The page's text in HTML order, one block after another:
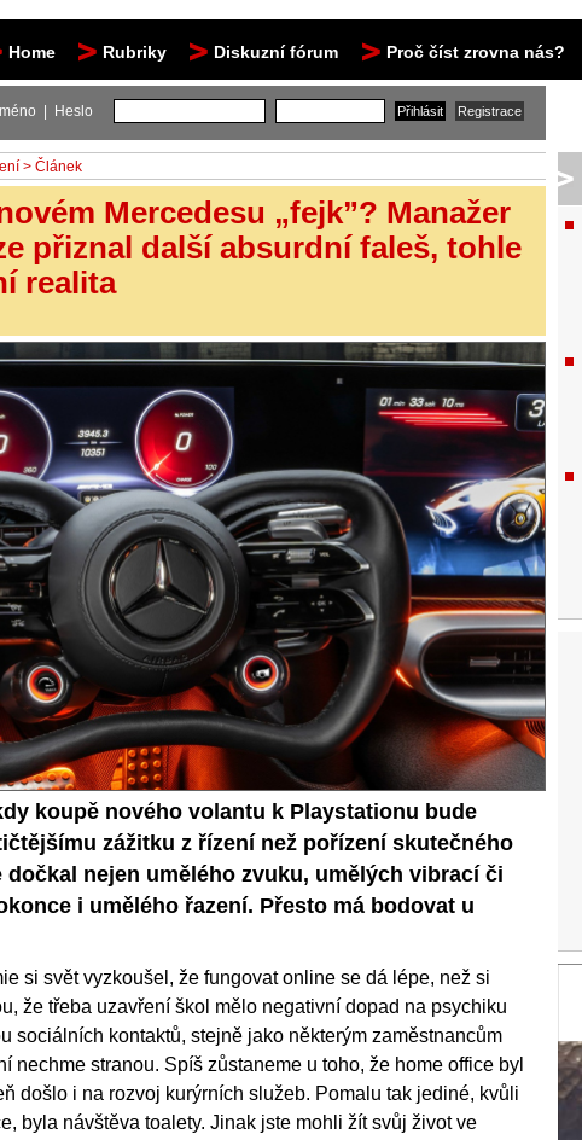
Home Rubriky Diskuzní fórum Proč číst zrovna nás?
| Heslo
> Článek
Mercedesu „fejk”? Manažer
přiznal další absurdní faleš, tohle
realita
koupě nového volantu k Playstationu bude
zážitku z řízení než pořízení skutečného
dočkal nejen umělého zvuku, umělých vibrací či
i umělého řazení. Přesto má bodovat u
si svět vyzkoušel, že fungovat online se dá lépe, než si
že třeba uzavření škol mělo negativní dopad na psychiku
sociálních kontaktů, stejně jako některým zaměstnancům
nechme stranou. Spíš zůstaneme u toho, že home office byl
došlo i na rozvoj kurýrních služeb. Pomalu tak jediné, kvůli
byla návštěva toalety. Jinak jste mohli žít svůj život ve